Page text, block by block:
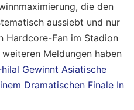
die den
aussiebt und nur
Hardcore-Fan im Stadion
weiteren Meldungen haben
Gewinnt Asiatische
Dramatischen Finale In